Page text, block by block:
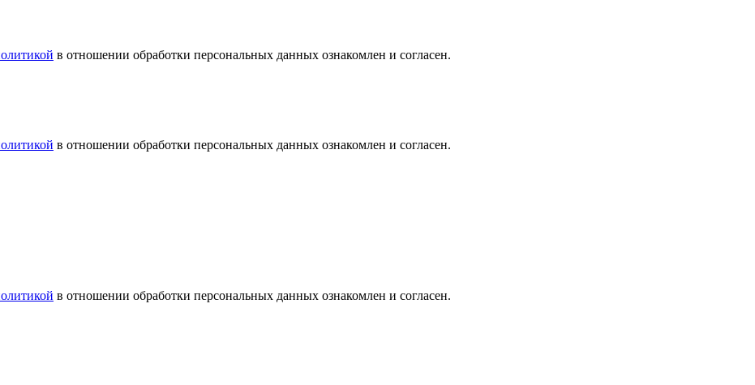
в отношении обработки персональных данных ознакомлен и согласен.
в отношении обработки персональных данных ознакомлен и согласен.
в отношении обработки персональных данных ознакомлен и согласен.